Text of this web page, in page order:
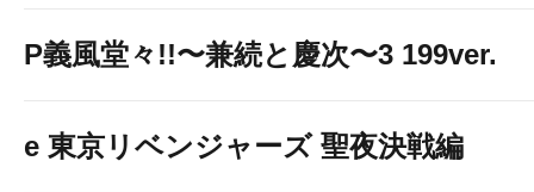
P義風堂々!!〜兼続と慶次〜3 199ver.
e 東京リベンジャーズ 聖夜決戦編